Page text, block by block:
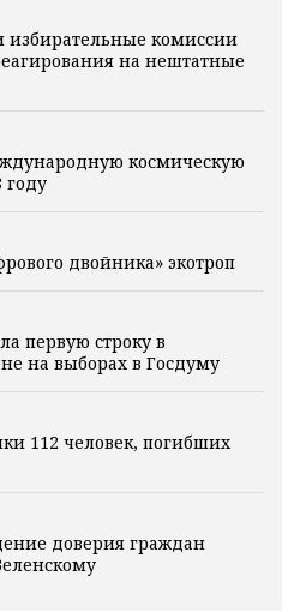
избирательные комиссии
на нештатные
космическую
году
двойника» экотроп
первую строку в
на выборах в Госдуму
112 человек, погибших
доверия граждан